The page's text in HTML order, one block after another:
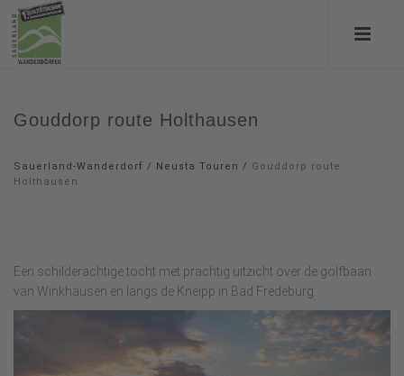
Gouddorp route Holthausen
Sauerland-Wanderdorf / Neusta Touren / Gouddorp route
Holthausen
Een schilderachtige tocht met prachtig uitzicht over de golfbaan
van Winkhausen en langs de Kneipp in Bad Fredeburg.